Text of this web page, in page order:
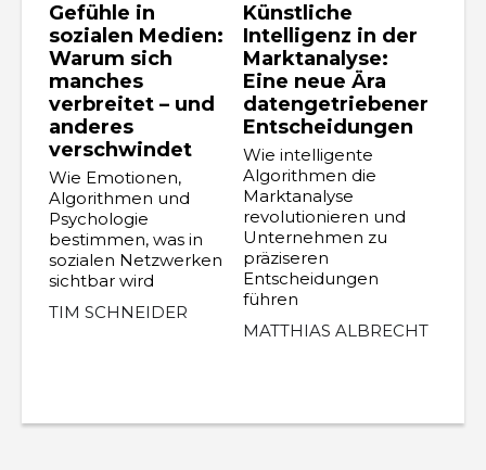
Gefühle in
sozialen Medien:
Warum sich
manches
verbreitet – und
anderes
verschwindet
Wie Emotionen,
Algorithmen und
Psychologie
bestimmen, was in
sozialen Netzwerken
sichtbar wird
TIM SCHNEIDER
Künstliche
Intelligenz in der
Marktanalyse:
Eine neue Ära
datengetriebener
Entscheidungen
Wie intelligente
Algorithmen die
Marktanalyse
revolutionieren und
Unternehmen zu
präziseren
Entscheidungen
führen
MATTHIAS ALBRECHT